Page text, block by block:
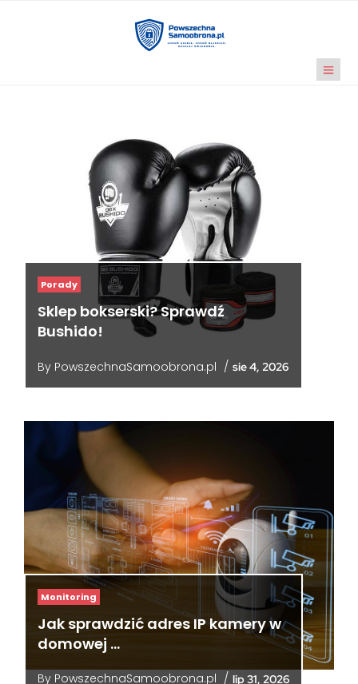
Porady
Sklep bokserski? Sprawdź
Bushido!
By PowszechnaSamoobrona.pl / sie 4, 2026
Monitoring
Jak sprawdzić adres IP kamery w
domowej …
By PowszechnaSamoobrona.pl / lip 31, 2026